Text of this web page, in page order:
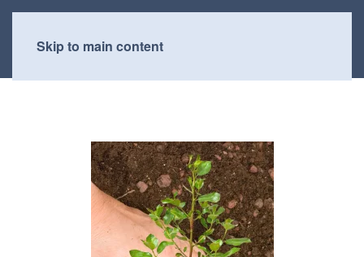
Skip to main content